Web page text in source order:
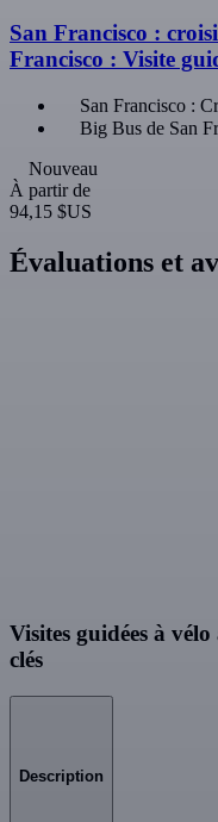
San Francisco :
Francisco : Visite
San Francisco :
Big Bus de San
Nouveau
À partir de
94,15 $US
Évaluations et
Visites guidées à
clés
Description